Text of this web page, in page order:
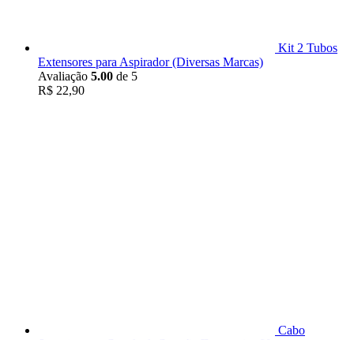
Kit 2 Tubos
Extensores para Aspirador (Diversas Marcas)
Avaliação 5.00 de 5
R$ 22,90
Cabo